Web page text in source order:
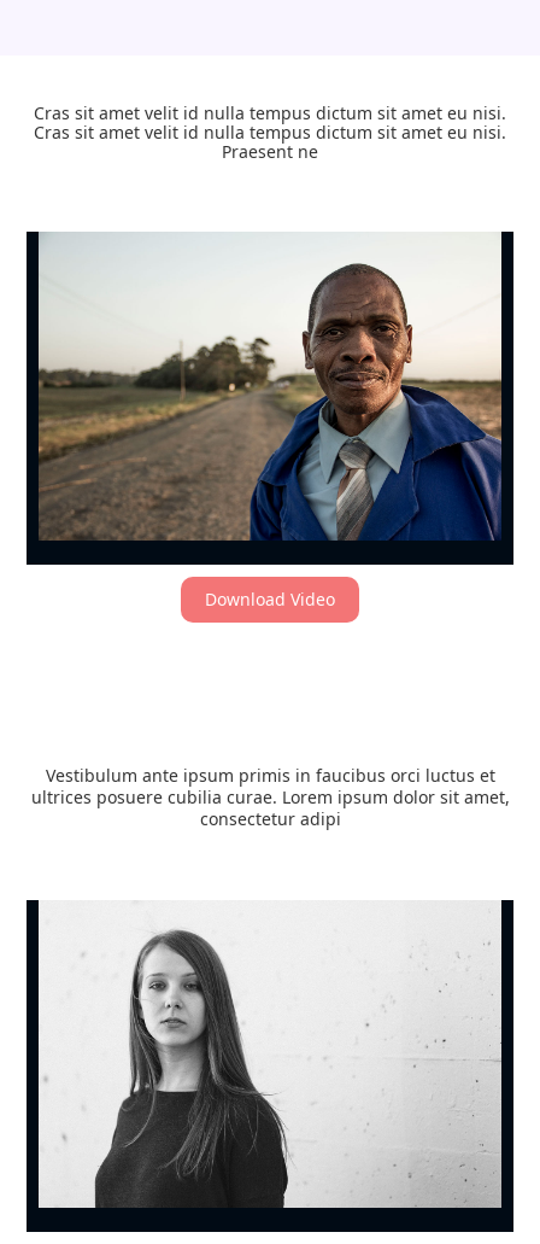
Cras sit amet velit id nulla tempus dictum sit amet eu nisi.
Cras sit amet velit id nulla tempus dictum sit amet eu nisi.
Praesent ne
Download Video
Vestibulum ante ipsum primis in faucibus orci luctus et
ultrices posuere cubilia curae. Lorem ipsum dolor sit amet,
consectetur adipi